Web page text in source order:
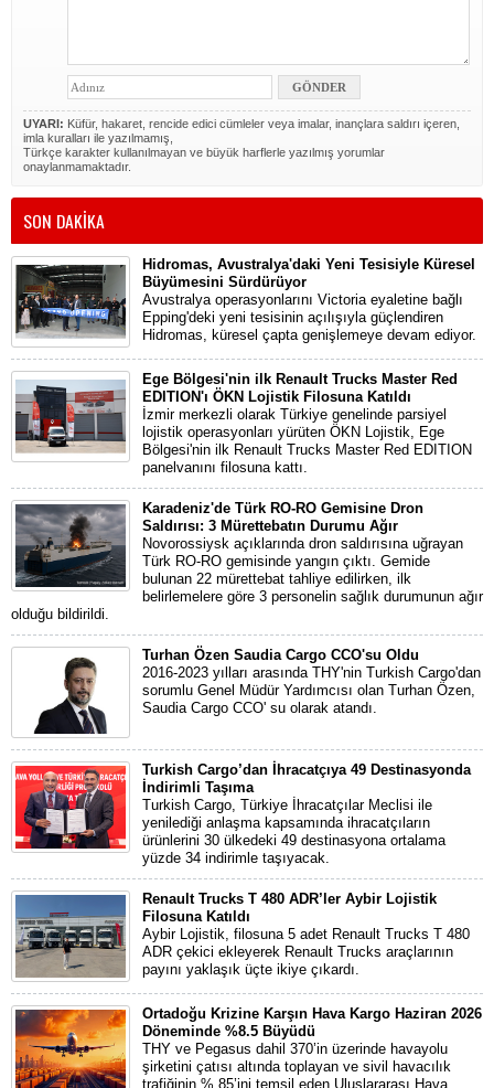
UYARI: Küfür, hakaret, rencide edici cümleler veya imalar, inançlara saldırı içeren,
imla kuralları ile yazılmamış,
Türkçe karakter kullanılmayan ve büyük harflerle yazılmış yorumlar
onaylanmamaktadır.
SON DAKİKA
Hidromas, Avustralya'daki Yeni Tesisiyle Küresel
Büyümesini Sürdürüyor
Avustralya operasyonlarını Victoria eyaletine bağlı
Epping'deki yeni tesisinin açılışıyla güçlendiren
Hidromas, küresel çapta genişlemeye devam ediyor.
Ege Bölgesi'nin ilk Renault Trucks Master Red
EDITION'ı ÖKN Lojistik Filosuna Katıldı
İzmir merkezli olarak Türkiye genelinde parsiyel
lojistik operasyonları yürüten ÖKN Lojistik, Ege
Bölgesi'nin ilk Renault Trucks Master Red EDITION
panelvanını filosuna kattı.
Karadeniz'de Türk RO-RO Gemisine Dron
Saldırısı: 3 Mürettebatın Durumu Ağır
Novorossiysk açıklarında dron saldırısına uğrayan
Türk RO-RO gemisinde yangın çıktı. Gemide
bulunan 22 mürettebat tahliye edilirken, ilk
belirlemelere göre 3 personelin sağlık durumunun ağır
olduğu bildirildi.
Turhan Özen Saudia Cargo CCO'su Oldu
2016-2023 yılları arasında THY'nin Turkish Cargo'dan
sorumlu Genel Müdür Yardımcısı olan Turhan Özen,
Saudia Cargo CCO' su olarak atandı.
Turkish Cargo’dan İhracatçıya 49 Destinasyonda
İndirimli Taşıma
Turkish Cargo, Türkiye İhracatçılar Meclisi ile
yenilediği anlaşma kapsamında ihracatçıların
ürünlerini 30 ülkedeki 49 destinasyona ortalama
yüzde 34 indirimle taşıyacak.
Renault Trucks T 480 ADR’ler Aybir Lojistik
Filosuna Katıldı
Aybir Lojistik, filosuna 5 adet Renault Trucks T 480
ADR çekici ekleyerek Renault Trucks araçlarının
payını yaklaşık üçte ikiye çıkardı.
Ortadoğu Krizine Karşın Hava Kargo Haziran 2026
Döneminde %8.5 Büyüdü
THY ve Pegasus dahil 370’in üzerinde havayolu
şirketini çatısı altında toplayan ve sivil havacılık
trafiğinin % 85’ini temsil eden Uluslararası Hava